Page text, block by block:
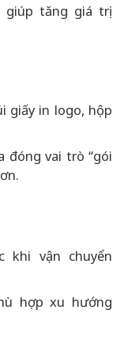
giúp tăng giá trị
giấy in logo, hộp
đóng vai trò “gói
khi vận chuyển
hợp xu hướng